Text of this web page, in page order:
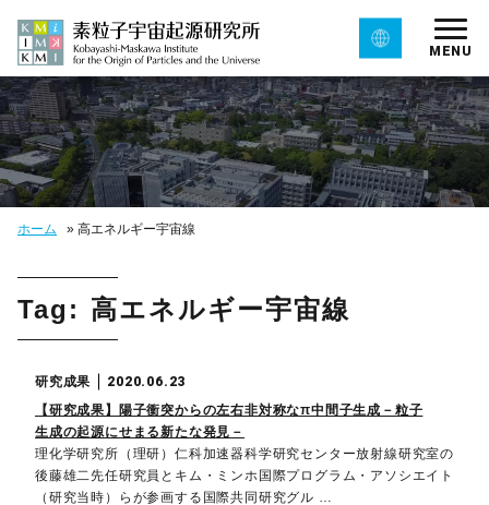
MENU
ホーム » 高エネルギー宇宙線
Tag: 高エネルギー宇宙線
研究成果
2020.06.23
【研究成果】陽子衝突からの左右非対称なπ中間子生成－粒子
生成の起源にせまる新たな発見－
理化学研究所（理研）仁科加速器科学研究センター放射線研究室の
後藤雄二先任研究員とキム・ミンホ国際プログラム・アソシエイト
（研究当時）らが参画する国際共同研究グル …